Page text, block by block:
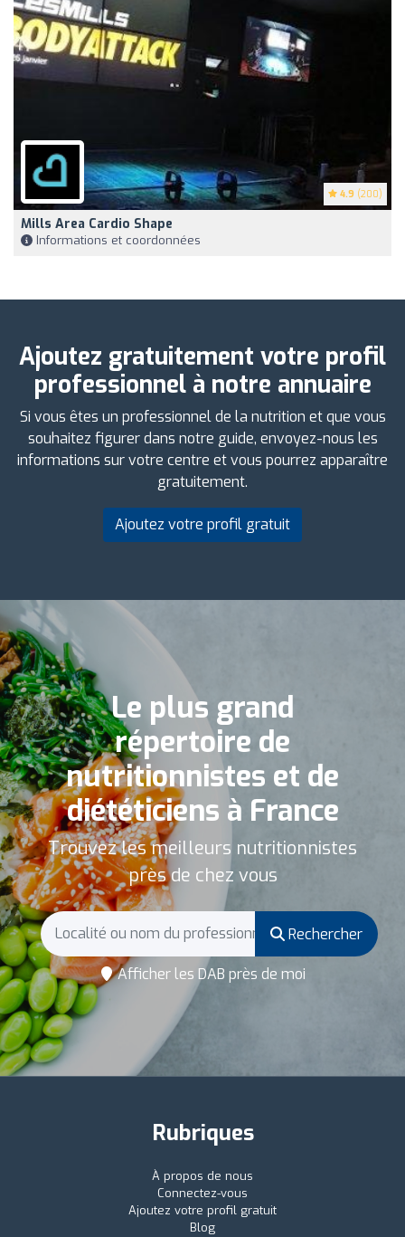
4.9 (200)
Mills Area Cardio Shape
Informations et coordonnées
Ajoutez gratuitement votre profil
professionnel à notre annuaire
Si vous êtes un professionnel de la nutrition et que vous
souhaitez figurer dans notre guide, envoyez-nous les
informations sur votre centre et vous pourrez apparaître
gratuitement.
Ajoutez votre profil gratuit
Le plus grand
répertoire de
nutritionnistes et de
diététiciens à France
Trouvez les meilleurs nutritionnistes
près de chez vous
Rechercher
Afficher les DAB près de moi
Rubriques
À propos de nous
Connectez-vous
Ajoutez votre profil gratuit
Blog